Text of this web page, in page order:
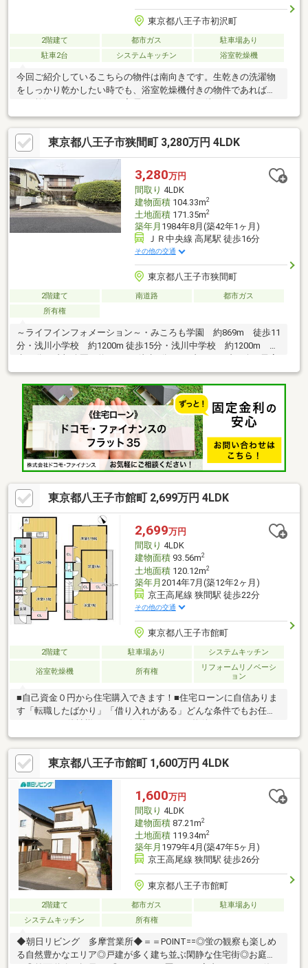
東京都八王子市初沢町
2階建て 都市ガス
駐車場あり
駐車2台
システムキッチン 浴室乾燥機
今回ご紹介しているこちらの物件は南向きです。生乾きの洗濯物
をしっかり乾かしたい時でも、浴室乾燥機付きの物件であればす
はありません。来訪者を確認できる、TVインターホン付きです。
季節ものなどあまり出し入れしない荷物も納戸があるので簡単に
整理整頓できます。こちらの中古戸建て物件は、子育ての環境と
してもうってつけです。日常生活で利用頻度の高い水回りだから
こそ、使い勝手のいいシステムキッチンを選んでみませんか。
東京都八王子市狭間町 3,280万円 4LDK
3,280万円
間取り 4LDK
建物面積104.33m2
土地面積171.35m2
築年月 1984年8月(築42年1ヶ月)
ＪＲ中央線 高尾駅 徒歩16分
その他の交通
東京都八王子市狭間町
2階建て 南道路
都市ガス
所有権
～ライフインフォメーション～・みころも学園 約869m 徒歩11
分・浅川小学校 約1200m 徒歩15分・浅川中学校 約1200m 徒
尾南口店 約1000m 徒歩13分・イーアス高尾 約1400m 徒歩
18分・京王ストア 高尾店 約1200m 徒歩15分・ホームセンタ
ーコーナン八王子高尾店 約1100m 徒歩14分・高尾名店街 約
1100m 徒歩14分
東京都八王子市館町 2,699万円 4LDK
2,699万円
間取り 4LDK
建物面積93.56m2
土地面積120.12m2
築年月 2014年7月(築12年2ヶ月)
京王高尾線 狭間駅 徒歩22分
その他の交通
東京都八王子市館町
2階建て 駐車場あり システムキッチン
浴室乾燥機 所有権
リフォームリノベーシ
ョン
■自己資金０円から住宅購入できます！■住宅ローンに自信ありま
す「転職したばかり」「借り入れがある」どんな条件でもお任せ
紹介可能です！■見学、お問合せにつきましては土日に限らず平
日、営業時間外でもご対応可能です！東亜住宅ではお客様が安心
して頂けますよう常に新しい事を取り入れております。経験豊富
な知識でお客様の悩み事をしっかりと解消いたします。お住まい
探しは東亜住宅にお任せください！ご見学予約は0120-60-
1665【通話料無料】までお気軽にお電話ください♪スマートフォ
ンの方は右下の青いバナーよりお問合せ頂けます♪
東京都八王子市館町 1,600万円 4LDK
1,600万円
間取り 4LDK
建物面積87.21m2
土地面積119.34m2
築年月 1979年4月(築47年5ヶ月)
京王高尾線 狭間駅 徒歩26分
東京都八王子市館町
2階建て 都市ガス
駐車場あり
システムキッチン
所有権
◆朝日リビング 多摩営業所◆＝＝POINT==◎蛍の観察も楽しめ
る自然豊かなエリア◎戸建が多く建ち並ぶ閑静な住宅街◎お庭付